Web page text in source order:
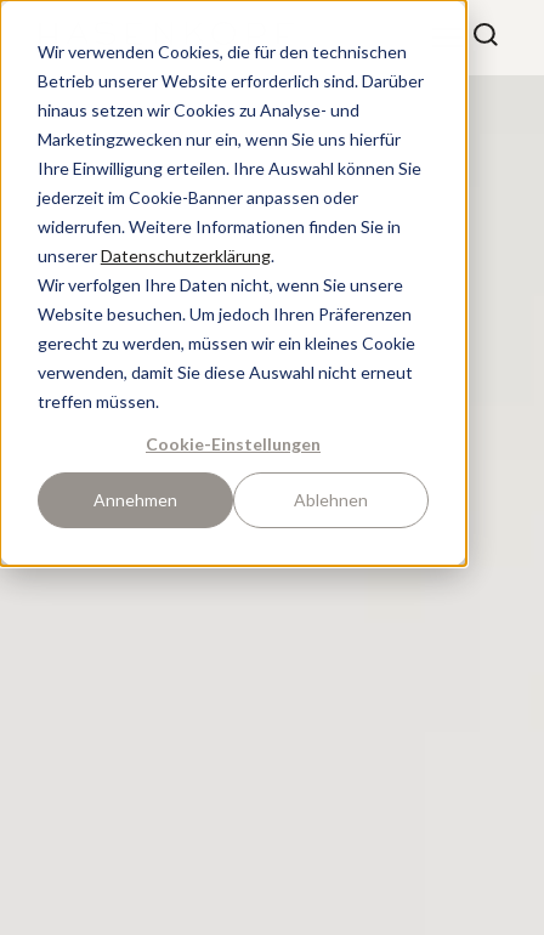
Wir verwenden Cookies, die für den technischen
Betrieb unserer Website erforderlich sind. Darüber
hinaus setzen wir Cookies zu Analyse- und
Marketingzwecken nur ein, wenn Sie uns hierfür
Ihre Einwilligung erteilen. Ihre Auswahl können Sie
jederzeit im Cookie-Banner anpassen oder
widerrufen. Weitere Informationen finden Sie in
unsererDatenschutzerklärung.
Wir verfolgen Ihre Daten nicht, wenn Sie unsere
Website besuchen. Um jedoch Ihren Präferenzen
gerecht zu werden, müssen wir ein kleines Cookie
verwenden, damit Sie diese Auswahl nicht erneut
treffen müssen.
Cookie-Einstellungen
Annehmen Ablehnen